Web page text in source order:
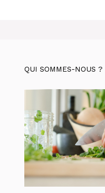
QUI SOMMES-NOUS ?